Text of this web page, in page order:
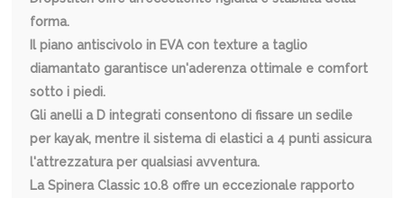
forma.
Il piano antiscivolo in EVA con texture a taglio
diamantato garantisce un'aderenza ottimale e comfort
sotto i piedi.
Gli anelli a D integrati consentono di fissare un sedile
per kayak, mentre il sistema di elastici a 4 punti assicura
l'attrezzatura per qualsiasi avventura.
La Spinera Classic 10.8 offre un eccezionale rapporto